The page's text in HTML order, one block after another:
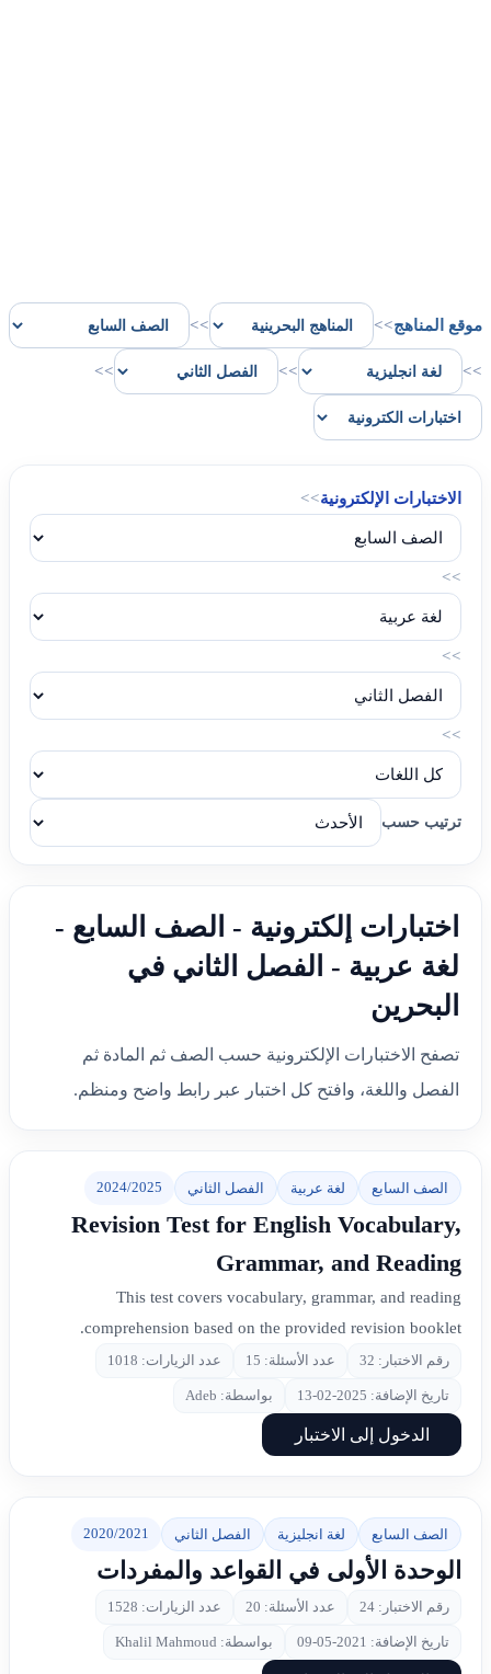
موقع المناهج>>
>>
>>
>>
>>
الاختبارات الإلكترونية>>
>>
>>
>>
ترتيب حسب
اختبارات إلكترونية - الصف السابع -
لغة عربية - الفصل الثاني في
البحرين
تصفح الاختبارات الإلكترونية حسب الصف ثم المادة ثم
الفصل واللغة، وافتح كل اختبار عبر رابط واضح ومنظم.
الصف السابع لغة عربية الفصل الثاني 2024/2025
Revision Test for English Vocabulary,
Grammar, and Reading
This test covers vocabulary, grammar, and reading
comprehension based on the provided revision booklet.
رقم الاختبار: 32 عدد الأسئلة: 15 عدد الزيارات: 1018
تاريخ الإضافة: 2025-02-13 بواسطة: Adeb
الدخول إلى الاختبار
الصف السابع لغة انجليزية الفصل الثاني 2020/2021
الوحدة الأولى في القواعد والمفردات
رقم الاختبار: 24 عدد الأسئلة: 20 عدد الزيارات: 1528
تاريخ الإضافة: 2021-05-09 بواسطة: Khalil Mahmoud